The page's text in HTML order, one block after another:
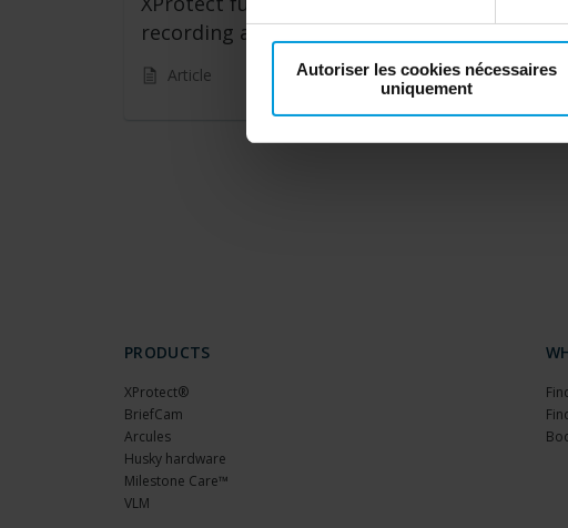
Autoriser les cookies nécessaires
uniquement
recording and Q&A
Article
PRODUCTS
XProtect®
BriefCam
Arcules
Husky hardware
Milestone Care™
VLM